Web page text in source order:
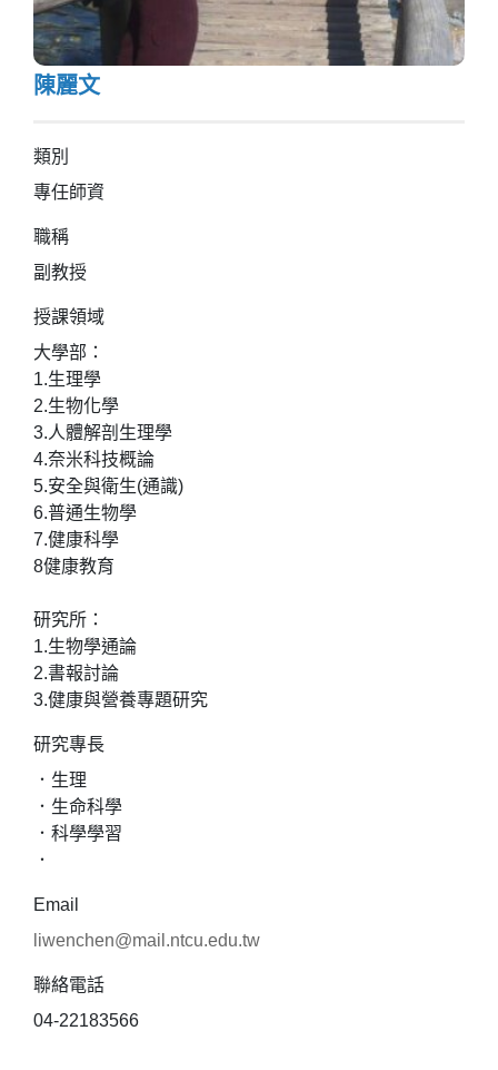
陳麗文
類別
專任師資
職稱
副教授
授課領域
大學部：
1.生理學
2.生物化學
3.人體解剖生理學
4.奈米科技概論
5.安全與衛生(通識)
6.普通生物學
7.健康科學
8健康教育
研究所：
1.生物學通論
2.書報討論
3.健康與營養專題研究
研究專長
．生理
．生命科學
．科學學習
．
Email
liwenchen@mail.ntcu.edu.tw
聯絡電話
04-22183566